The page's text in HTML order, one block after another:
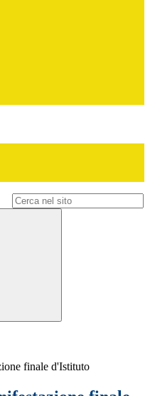
finale d'Istituto